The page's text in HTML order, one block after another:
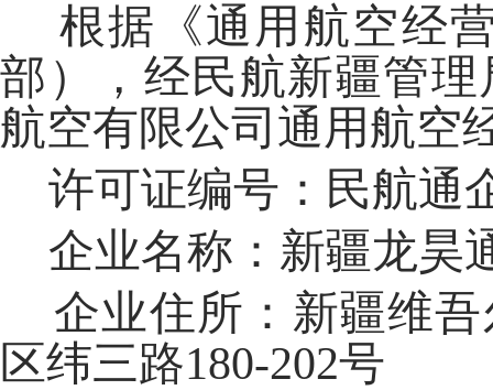
根据《通用航空经
部 ），经民航新疆管
航空有限公司 通用航空
许可证编号：民航通
企业名称： 新疆龙昊
企业住所： 新疆维
区纬三路180-202号